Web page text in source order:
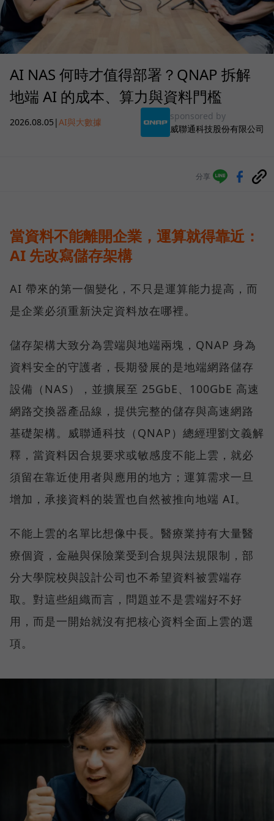
AI NAS 何時才值得部署？QNAP 拆解
地端 AI 的成本、算力與資料門檻
2026.08.05 |AI與大數據
sponsored by
威聯通科技股份有限公司
分享
當資料不能離開企業，運算就得靠近：
AI 先改寫儲存架構
AI 帶來的第一個變化，不只是運算能力提高，而
是企業必須重新決定資料放在哪裡。
儲存架構大致分為雲端與地端兩塊，QNAP 身為
資料安全的守護者，長期發展的是地端網路儲存
設備（NAS），並擴展至 25GbE、100GbE 高速
網路交換器產品線，提供完整的儲存與高速網路
基礎架構。威聯通科技（QNAP）總經理劉文義解
釋，當資料因合規要求或敏感度不能上雲，就必
須留在靠近使用者與應用的地方；運算需求一旦
增加，承接資料的裝置也自然被推向地端 AI。
不能上雲的名單比想像中長。醫療業持有大量醫
療個資，金融與保險業受到合規與法規限制，部
分大學院校與設計公司也不希望資料被雲端存
取。對這些組織而言，問題並不是雲端好不好
用，而是一開始就沒有把核心資料全面上雲的選
項。